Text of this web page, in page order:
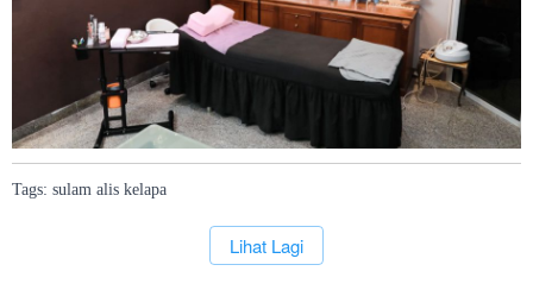
Tags: sulam alis kelapa
`Lihat Lagi